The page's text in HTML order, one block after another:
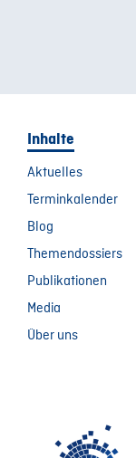
Inhalte
Aktuelles
Terminkalender
Blog
Themendossiers
Publikationen
Media
Über uns